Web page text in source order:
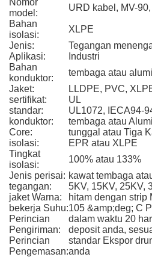
Nomor
model:
URD kabel, MV-
Bahan
isolasi:
XLPE
Jenis:
Tegangan
Aplikasi:
Industri
Bahan
konduktor:
tembaga atau
Jaket:
LLDPE, PVC,
sertifikat:
UL
standar:
UL1072, IECA94-
konduktor:
tembaga atau
Core:
tunggal atau Tiga
isolasi:
EPR atau XLPE
Tingkat
isolasi:
100% atau 133%
Jenis perisai: kawat tembaga
tegangan:
5KV, 15KV, 25KV,
jaket Warna:
hitam dengan strip
bekerja Suhu:105 &amp;deg; C
Perincian
Pengiriman:
dalam waktu 20
deposit anda,
Perincian
Pengemasan:
standar Ekspor
anda